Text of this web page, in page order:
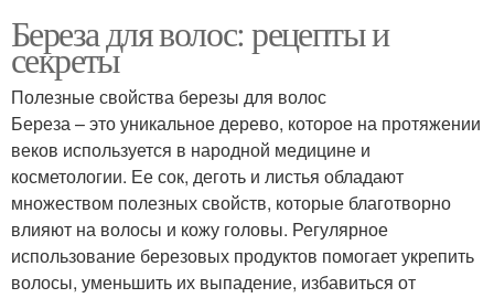
Береза для волос: рецепты и
секреты
Полезные свойства березы для волос
Береза – это уникальное дерево, которое на протяжении
веков используется в народной медицине и
косметологии. Ее сок, деготь и листья обладают
множеством полезных свойств, которые благотворно
влияют на волосы и кожу головы. Регулярное
использование березовых продуктов помогает укрепить
волосы, уменьшить их выпадение, избавиться от